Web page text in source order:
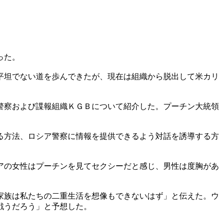
。
でない道を歩んできたが、現在は組織から脱出して米カリ
および諜報組織ＫＧＢについて紹介した。プーチン大統領
法、ロシア警察に情報を提供できるよう対話を誘導する方
女性はプーチンを見てセクシーだと感じ、男性は度胸があ
は私たちの二重生活を想像もできないはず」と伝えた。ウ
だろう」と予想した。